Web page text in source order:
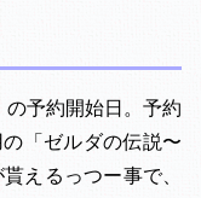
予約開始日。予約
「ゼルダの伝説〜
えるっつー事で、